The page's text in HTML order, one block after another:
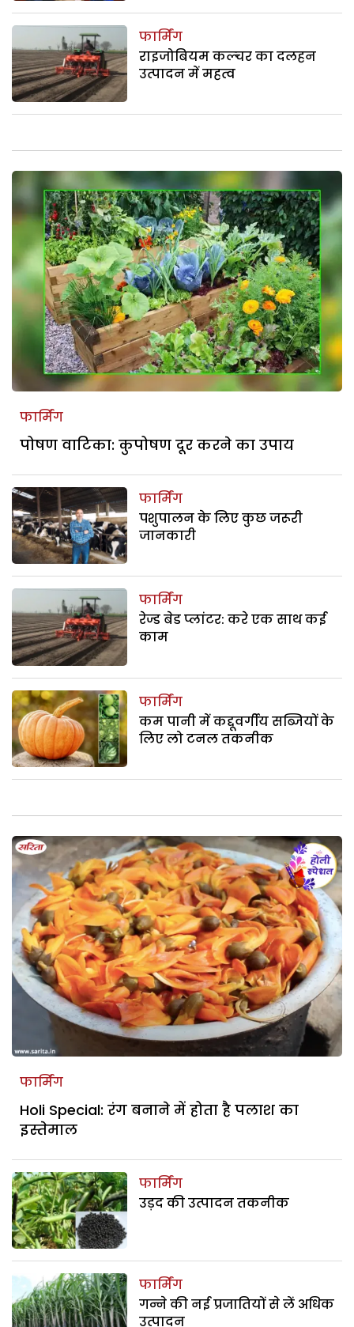
फार्मिंग
राइजोबियम कल्चर का दलहन
उत्पादन में महत्व
फार्मिंग
पोषण वाटिका: कुपोषण दूर करने का उपाय
फार्मिंग
पशुपालन के लिए कुछ जरूरी
जानकारी
फार्मिंग
रेज्ड बेड प्लांटर: करे एक साथ कई
काम
फार्मिंग
कम पानी में कद्दूवर्गीय सब्जियों के
लिए लो टनल तकनीक
फार्मिंग
Holi Special: रंग बनाने में होता है पलाश का
इस्तेमाल
फार्मिंग
उड़द की उत्पादन तकनीक
फार्मिंग
गन्ने की नई प्रजातियों से लें अधिक
उत्पादन